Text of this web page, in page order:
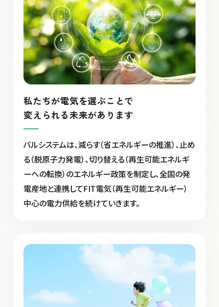
私たちが電気を選ぶことで
変えられる未来があります
パルシステムは、減らす（省エネルギーの推進）、止め
る（脱原子力発電）、切り替える（再生可能エネルギ
ーへの転換）のエネルギー政策を制定し、全国の発
電産地と連携してFIT電気（再生可能エネルギー）
中心の電力供給を続けていきます。